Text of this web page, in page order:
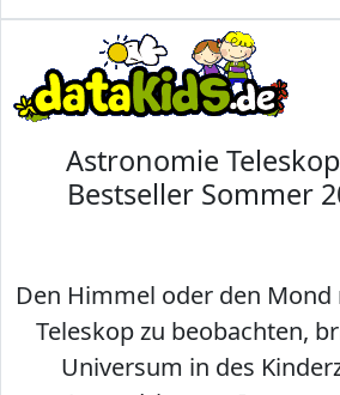
Astronomie
Bestseller Sommer
Den Himmel oder den
Teleskop zu beobachten,
Universum in des